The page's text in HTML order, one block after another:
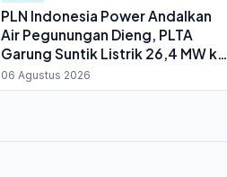
PLN Indonesia Power Andalkan
Air Pegunungan Dieng, PLTA
Garung Suntik Listrik 26,4 MW ke
Jawa-Bali
06 Agustus 2026